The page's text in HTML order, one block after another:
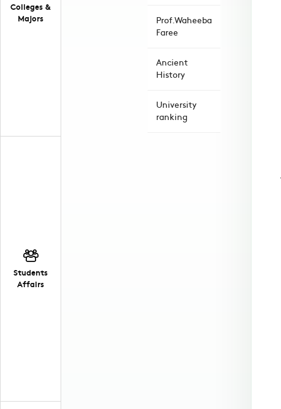
Colleges &
Majors
Students
Affairs
Prof.Waheeba
Faree
Ancient
History
University
ranking